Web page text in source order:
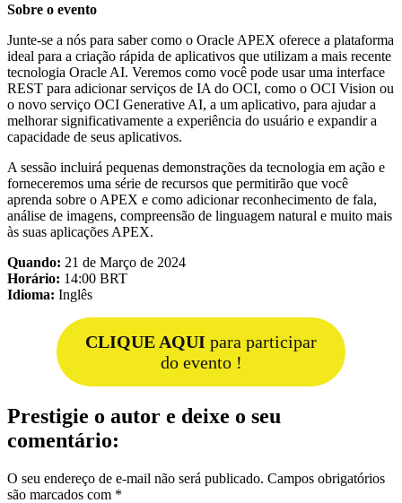
Sobre o evento
Junte-se a nós para saber como o Oracle APEX oferece a plataforma
ideal para a criação rápida de aplicativos que utilizam a mais recente
tecnologia Oracle AI. Veremos como você pode usar uma interface
REST para adicionar serviços de IA do OCI, como o OCI Vision ou
o novo serviço OCI Generative AI, a um aplicativo, para ajudar a
melhorar significativamente a experiência do usuário e expandir a
capacidade de seus aplicativos.
A sessão incluirá pequenas demonstrações da tecnologia em ação e
forneceremos uma série de recursos que permitirão que você
aprenda sobre o APEX e como adicionar reconhecimento de fala,
análise de imagens, compreensão de linguagem natural e muito mais
às suas aplicações APEX.
Quando: 21 de Março de 2024
Horário: 14:00 BRT
Idioma: Inglês
CLIQUE AQUI para participar
do evento !
Prestigie o autor e deixe o seu
comentário:
O seu endereço de e-mail não será publicado. Campos obrigatórios
são marcados com *